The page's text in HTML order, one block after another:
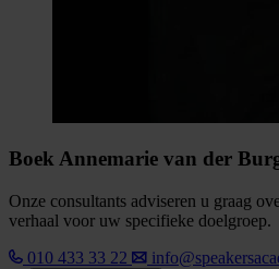
Boek Annemarie van der
Onze consultants adviseren u graag
verhaal voor uw specifieke doelgroep.
010 433 33 22